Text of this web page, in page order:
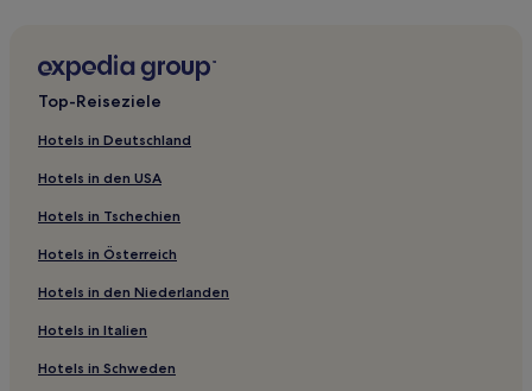
Hotels nahe Xiagongyan Reservoir
Hotels nahe Bahnhof Shenzhen
Hotels nahe Bahnhof Shenzhen Pingshan
Hotels nahe Luohu-North-Station
Danshui: Hotels
Guangwayuan: Hotels
Banshanluo: Hotels
Hotels nahe Stadion von Shenzhen
Hotels nahe Bahnhof Shenzhen Ost
Top-Reiseziele
Hotels in Deutschland
Hotels in den USA
Hotels in Tschechien
Hotels in Österreich
Hotels in den Niederlanden
Hotels in Italien
Hotels in Schweden